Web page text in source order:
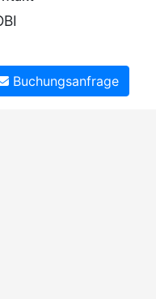
Buchungsanfrage